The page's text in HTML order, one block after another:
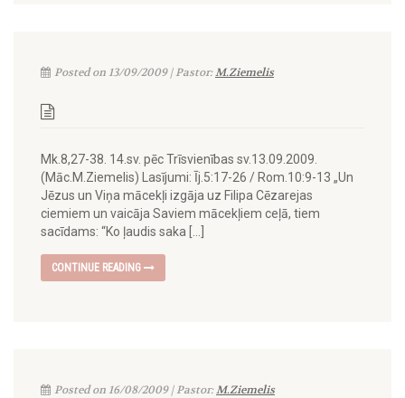
Posted on 13/09/2009 | Pastor:M.Ziemelis
Mk.8,27-38. 14.sv. pēc Trīsvienības sv.13.09.2009.
(Māc.M.Ziemelis) Lasījumi: Īj.5:17-26 / Rom.10:9-13 „Un
Jēzus un Viņa mācekļi izgāja uz Filipa Cēzarejas
ciemiem un vaicāja Saviem mācekļiem ceļā, tiem
sacīdams: “Ko ļaudis saka […]
CONTINUE READING
Posted on 16/08/2009 | Pastor:M.Ziemelis